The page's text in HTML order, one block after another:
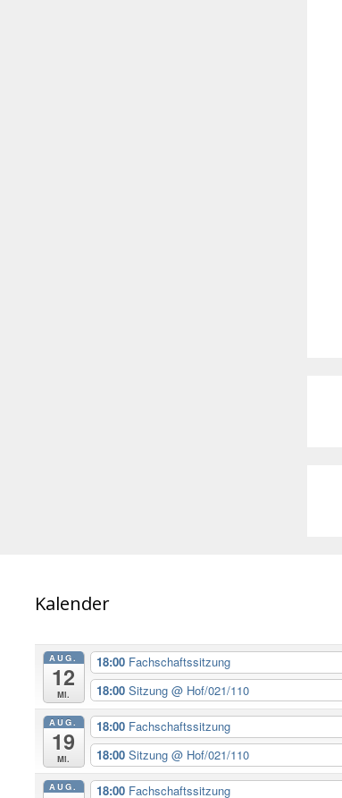
Kalender
AUG.
12
Mi.
18:00 Fachschaftssitzung
18:00 Sitzung @ Hof/021/110
AUG.
19
Mi.
18:00 Fachschaftssitzung
18:00 Sitzung @ Hof/021/110
AUG. 18:00 Fachschaftssitzung